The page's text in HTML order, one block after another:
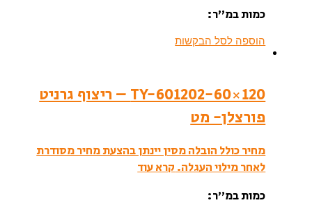
כמות במ”ר:
הוספה לסל הבקשות
TY-601202-60×120 – ריצוף גרניט
פורצלן- מט
מחיר כולל הובלה מסין יינתן בהצעת מחיר מסודרת
לאחר מילוי העגלה. קרא עוד
כמות במ”ר: